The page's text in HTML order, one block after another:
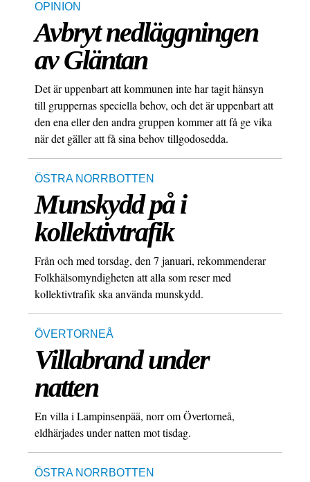
OPINION
Avbryt nedläggningen
av Gläntan
Det är uppenbart att kommunen inte har tagit hänsyn
till gruppernas speciella behov, och det är uppenbart att
den ena eller den andra gruppen kommer att få ge vika
när det gäller att få sina behov tillgodosedda.
ÖSTRA NORRBOTTEN
Munskydd på i
kollektivtrafik
Från och med torsdag, den 7 januari, rekommenderar
Folkhälsomyndigheten att alla som reser med
kollektivtrafik ska använda munskydd.
ÖVERTORNEÅ
Villabrand under
natten
En villa i Lampinsenpää, norr om Övertorneå,
eldhärjades under natten mot tisdag.
ÖSTRA NORRBOTTEN